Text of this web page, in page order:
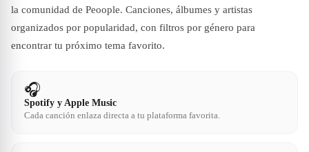
la comunidad de Peoople. Canciones, álbumes y artistas
organizados por popularidad, con filtros por género para
encontrar tu próximo tema favorito.
🎧
Spotify y Apple Music
Cada canción enlaza directa a tu plataforma favorita.